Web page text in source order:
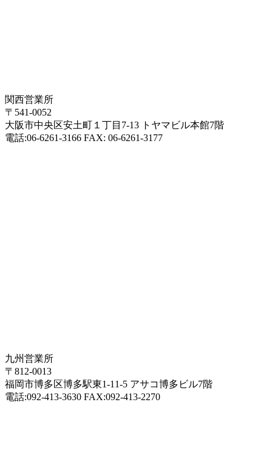
関西営業所
〒541-0052
大阪市中央区安土町１丁目7-13 トヤマビル本館7階
電話:06-6261-3166 FAX: 06-6261-3177
九州営業所
〒812-0013
福岡市博多区博多駅東1-11-5 アサコ博多ビル7階
電話:092-413-3630 FAX:092-413-2270